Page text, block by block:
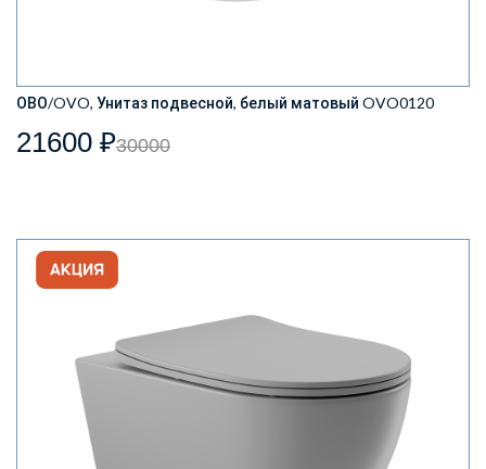
ОВО/OVO, Унитаз подвесной, белый матовый OVO0120
21600 ₽30000